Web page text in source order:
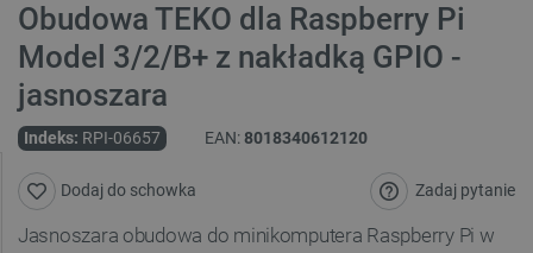
Obudowa TEKO dla Raspberry Pi
Model 3/2/B+ z nakładką GPIO -
jasnoszara
Indeks: RPI-06657 EAN:8018340612120
Zadaj pytanie
Dodaj do schowka
Jasnoszara obudowa do minikomputera Raspberry Pi w